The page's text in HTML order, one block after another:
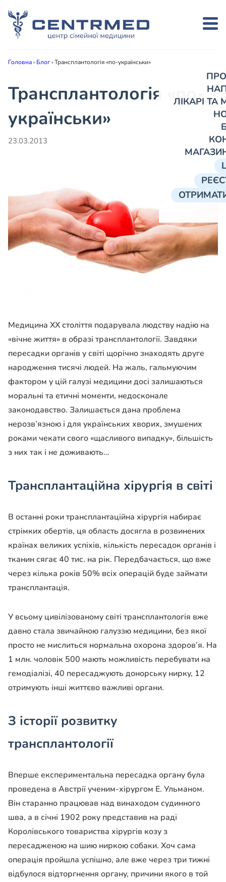
ЛІКАРІ
Головна› Блог›Трансплантологія «по-українськи»
Трансплантологія «по-
українськи»
23.03.2013
Медицина XX століття подарувала людству надію на
«вічне життя» в образі трансплантології. Завдяки
пересадки органів у світі щорічно знаходять друге
народження тисячі людей. На жаль, гальмуючим
фактором у цій галузі медицини досі залишаються
моральні та етичні моменти, недосконале
законодавство. Залишається дана проблема
нерозв’язною і для українських хворих, змушених
роками чекати свого «щасливого випадку», більшість
з них так і не доживають…
Трансплантаційна хірургія в світі
В останні роки трансплантаційна хірургія набирає
стрімких обертів, ця область досягла в розвинених
країнах великих успіхів, кількість пересадок органів і
тканин сягає 40 тис. на рік. Передбачається, що вже
через кілька років 50% всіх операцій буде займати
трансплантація.
У всьому цивілізованому світі трансплантологія вже
давно стала звичайною галуззю медицини, без якої
просто не мислиться нормальна охорона здоров’я. На
1 млн. чоловік 500 мають можливість перебувати на
гемодіалізі, 40 пересаджують донорську нирку, 12
отримують інші життєво важливі органи.
З історії розвитку
трансплантології
Вперше експериментальна пересадка органу була
проведена в Австрії ученим-хірургом Е. Ульманом.
Він старанно працював над винаходом судинного
шва, а в січні 1902 року представив на раді
Королівського товариства хірургів козу з
пересадженою на шию ниркою собаки. Хоч сама
операція пройшла успішно, але вже через три тижні
відбулося відторгнення органу, причини якого в той